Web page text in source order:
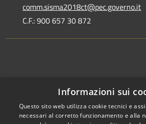
comm.sisma2018ct@pec.governo.it
C.F.: 900 657 30 872
Dichiarazione di accessibilità
Informazioni sui
Questo sito web utilizza cookie tecnici e
necessari al corretto funzionamento e alla